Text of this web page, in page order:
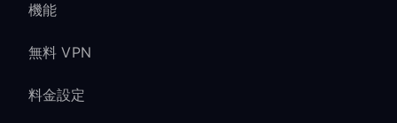
機能
無料 VPN
料金設定